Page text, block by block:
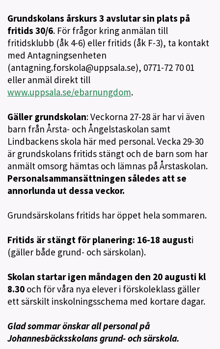
Grundskolans årskurs 3 avslutar sin plats på
fritids 30/6. För frågor kring anmälan till
fritidsklubb (åk 4-6) eller fritids (åk F-3), ta kontakt
med Antagningsenheten
(antagning.forskola@uppsala.se), 0771-72 70 01
eller anmäl direkt till
www.uppsala.se/ebarnungdom.
Gäller grundskolan: Veckorna 27-28 är har vi även
barn från Årsta- och Ångelstaskolan samt
Lindbackens skola här med personal. Vecka 29-30
är grundskolans fritids stängt och de barn som har
anmält omsorg hämtas och lämnas på Årstaskolan.
Personalsammansättningen således att se
annorlunda ut dessa veckor.
Grundsärskolans fritids har öppet hela sommaren.
Fritids är stängt för planering: 16-18 augusti
(gäller både grund- och särskolan).
Skolan startar igen måndagen den 20 augusti kl
8.30 och för våra nya elever i förskoleklass gäller
ett särskilt inskolningsschema med kortare dagar.
Glad sommar önskar all personal på
Johannesbäcksskolans grund- och särskola.